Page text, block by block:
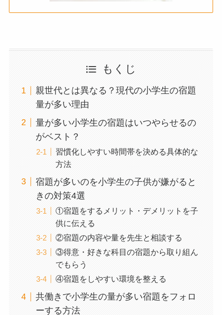
もくじ
親世代とは異なる？現代の小学生の宿題
量が多い理由
量が多い小学生の宿題はいつやらせるの
がベスト？
習慣化しやすい時間帯を決める具体的な
方法
宿題が多いのを小学生の子供が嫌がると
きの対策4選
①宿題をするメリット・デメリットを子
供に伝える
②宿題の内容や量を先生と相談する
③得意・好きな科目の宿題から取り組ん
でもらう
④宿題をしやすい環境を整える
共働きで小学生の量が多い宿題をフォロ
ーする方法